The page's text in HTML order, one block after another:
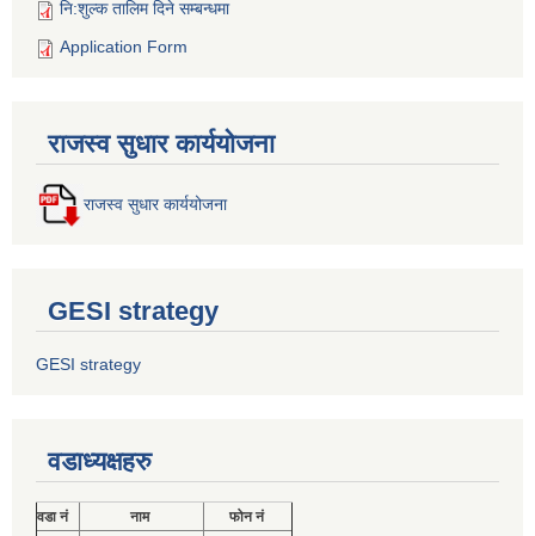
नि:शुल्क तालिम दिने सम्बन्धमा
Application Form
राजस्व सुधार कार्ययोजना
राजस्व सुधार कार्ययोजना
GESI strategy
GESI strategy
वडाध्यक्षहरु
वडा नं नाम फोन नं